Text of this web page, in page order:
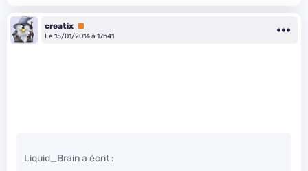
creatix Premium
Le 15/01/2014 à 17h41
Liquid_Brain a écrit :